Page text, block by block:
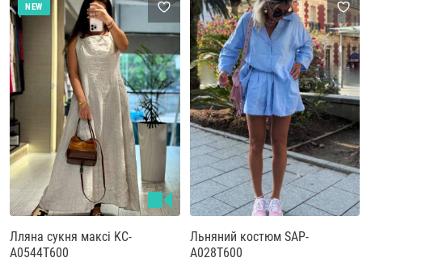
NEW
Лляна сукня максі KC-
A0544T600
Льняний костюм SAP-
A028T600